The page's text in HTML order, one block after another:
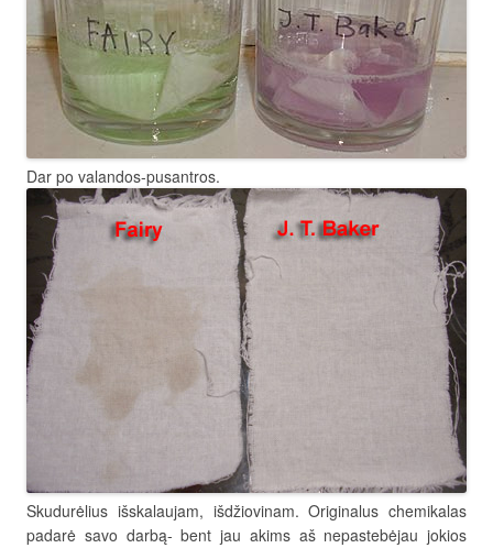
Dar po valandos-pusantros.
Skudurėlius išskalaujam, išdžiovinam. Originalus chemikalas
padarė savo darbą- bent jau akims aš nepastebėjau jokios